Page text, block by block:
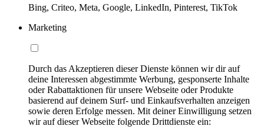
Bing, Criteo, Meta, Google, LinkedIn, Pinterest, TikTok
Marketing
Durch das Akzeptieren dieser Dienste können wir dir auf
deine Interessen abgestimmte Werbung, gesponserte Inhalte
oder Rabattaktionen für unsere Webseite oder Produkte
basierend auf deinem Surf- und Einkaufsverhalten anzeigen
sowie deren Erfolge messen. Mit deiner Einwilligung setzen
wir auf dieser Webseite folgende Drittdienste ein: